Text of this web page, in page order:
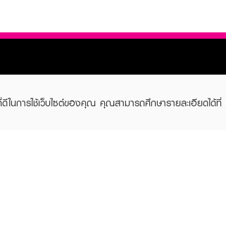
ในการใช้เว็บไซต์ของคุณ คุณสามารถศึกษารายละเอียดได้ที่